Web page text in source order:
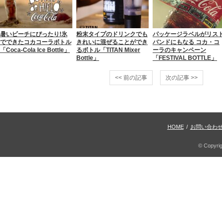
暑いビーチにぴったり!氷
でできたコカコーラボトル
「Coca-Cola Ice Bottle」
粉末タイプのドリンクでも
きれいに混ぜることができ
るボトル「TITAN Mixer
Bottle」
パッケージラベルがリス
バンドにもなる コカ・コ
ーラのキャンペーン
「FESTIVAL BOTTLE」
<< 前の記事 次の記事 >>
HOME / お問い合わ
©